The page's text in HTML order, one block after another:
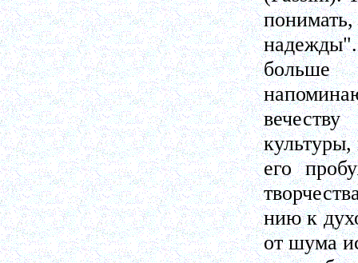
больше
культуры,
его
нию к
от шума